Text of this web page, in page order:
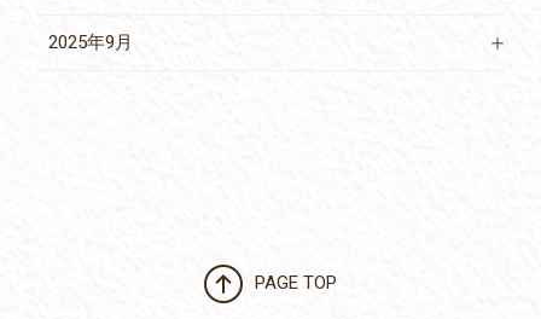
2025年9月
PAGE TOP